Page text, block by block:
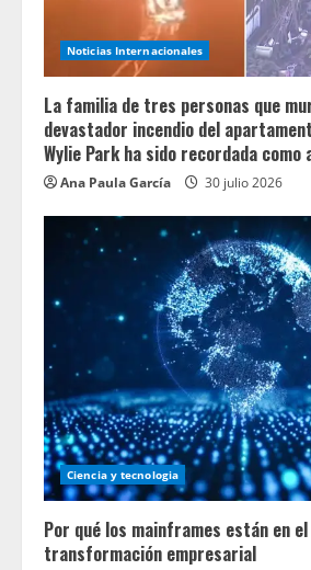
Noticias Internacionales
La familia de tres personas que
devastador incendio del
Wylie Park ha sido recordada como
Ana Paula García 30 julio 2026
Ciencia y tecnologia
Por qué los mainframes están en
transformación empresarial